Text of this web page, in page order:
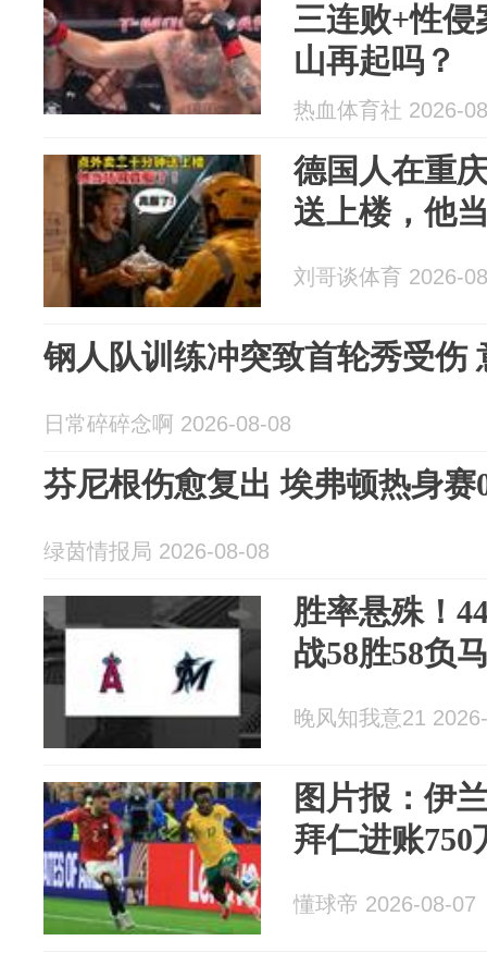
三连败+性侵
山再起吗？
热血体育社 2026-
德国人在重
送上楼，他
刘哥谈体育 2026-
钢人队训练冲突致首轮秀受伤
日常碎碎念啊 2026-08-08
芬尼根伤愈复出 埃弗顿热身赛
绿茵情报局 2026-08-08
胜率悬殊！
战58胜58负
晚风知我意21
图片报：伊
拜仁进账750
懂球帝 2026-08-07